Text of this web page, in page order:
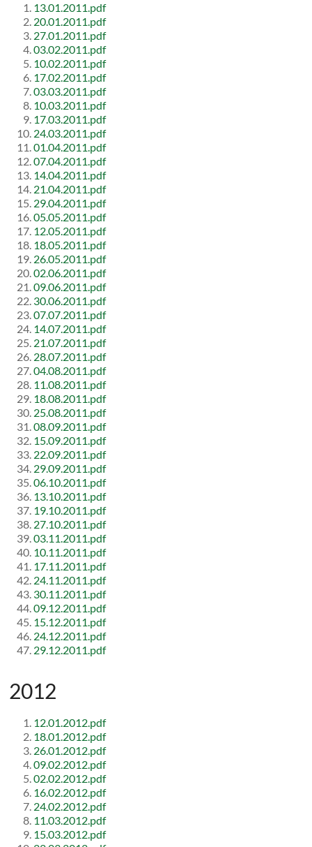
13.01.2011.pdf
20.01.2011.pdf
27.01.2011.pdf
03.02.2011.pdf
10.02.2011.pdf
17.02.2011.pdf
03.03.2011.pdf
10.03.2011.pdf
17.03.2011.pdf
24.03.2011.pdf
01.04.2011.pdf
07.04.2011.pdf
14.04.2011.pdf
21.04.2011.pdf
29.04.2011.pdf
05.05.2011.pdf
12.05.2011.pdf
18.05.2011.pdf
26.05.2011.pdf
02.06.2011.pdf
09.06.2011.pdf
30.06.2011.pdf
07.07.2011.pdf
14.07.2011.pdf
21.07.2011.pdf
28.07.2011.pdf
04.08.2011.pdf
11.08.2011.pdf
18.08.2011.pdf
25.08.2011.pdf
08.09.2011.pdf
15.09.2011.pdf
22.09.2011.pdf
29.09.2011.pdf
06.10.2011.pdf
13.10.2011.pdf
19.10.2011.pdf
27.10.2011.pdf
03.11.2011.pdf
10.11.2011.pdf
17.11.2011.pdf
24.11.2011.pdf
30.11.2011.pdf
09.12.2011.pdf
15.12.2011.pdf
24.12.2011.pdf
29.12.2011.pdf
2012
12.01.2012.pdf
18.01.2012.pdf
26.01.2012.pdf
09.02.2012.pdf
02.02.2012.pdf
16.02.2012.pdf
24.02.2012.pdf
11.03.2012.pdf
15.03.2012.pdf